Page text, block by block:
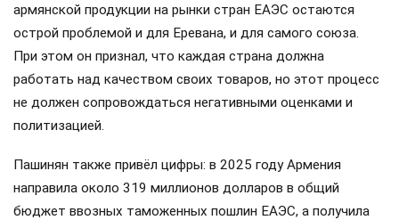
армянской продукции на рынки стран ЕАЭС остаются
острой проблемой и для Еревана, и для самого союза.
При этом он признал, что каждая страна должна
работать над качеством своих товаров, но этот процесс
не должен сопровождаться негативными оценками и
политизацией.
Пашинян также привёл цифры: в 2025 году Армения
направила около 319 миллионов долларов в общий
бюджет ввозных таможенных пошлин ЕАЭС, а получила